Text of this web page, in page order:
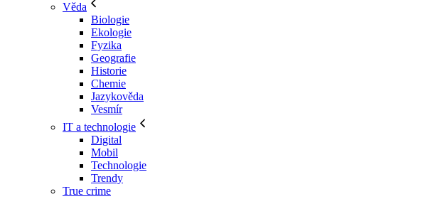
Věda
Biologie
Ekologie
Fyzika
Geografie
Historie
Chemie
Jazykověda
Vesmír
IT a technologie
Digital
Mobil
Technologie
Trendy
True crime